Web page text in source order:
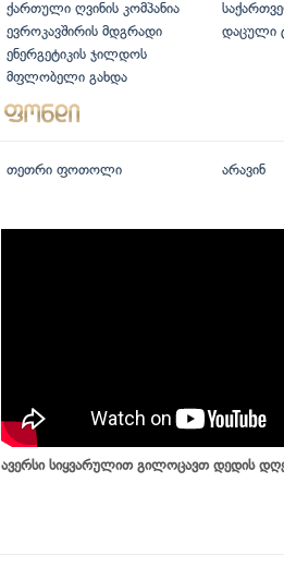
ქართული ღვინის კომპანია
ევროკავშირის მდგრადი
ენერგეტიკის ჯილდოს
მფლობელი გახდა
დაცული
თეთრი ფოთოლი არავინ
ავერსი სიყვარულით გილოცავთ დედის